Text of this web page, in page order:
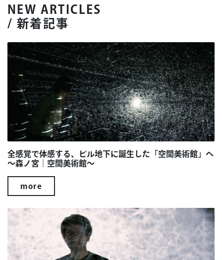
NEW ARTICLES
/ 新着記事
全感覚で体感する、ビル地下に誕生した「空間美術館」へ
～森ノ宮｜空間美術館～
more